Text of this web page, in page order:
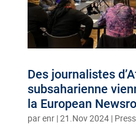
Des journalistes
subsaharienne
la European
parenr|21.Nov 2024| Press